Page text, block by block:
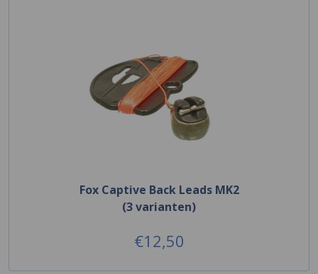
Fox Captive Back Leads MK2
(3 varianten)
€12,50